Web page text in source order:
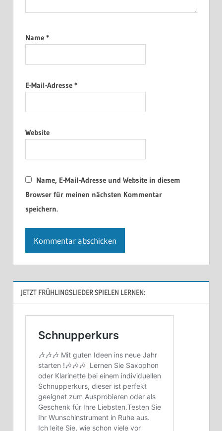
Name *
E-Mail-Adresse *
Website
Name, E-Mail-Adresse und Website in diesem
Browser für meinen nächsten Kommentar
speichern.
JETZT FRÜHLINGSLIEDER SPIELEN LERNEN: